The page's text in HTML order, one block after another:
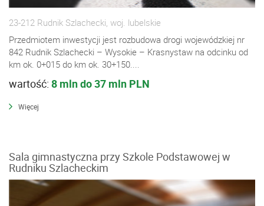
23-212 Rudnik Szlachecki, woj. lubelskie
Przedmiotem inwestycji jest rozbudowa drogi wojewódzkiej nr
842 Rudnik Szlachecki – Wysokie – Krasnystaw na odcinku od
km ok. 0+015 do km ok. 30+150....
wartość: 8 mln do 37 mln PLN
Więcej
Sala gimnastyczna przy Szkole Podstawowej w
Rudniku Szlacheckim